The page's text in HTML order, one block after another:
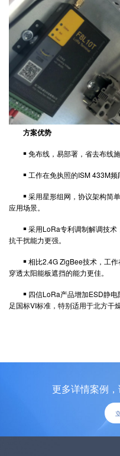
方案优势
￭ 免布线，易部署，省去布线施
￭ 工作在免执照的ISM 433M频
￭ 采用星形组网，协议架构简单
应用场景。
￭ 采用LoRa专利调制解调技术
抗干扰能力更强。
￭ 相比2.4G ZigBee技术，工作
穿透太阳能板遮挡的能力更佳。
￭ 四信LoRa产品增加ESD静电
足国标VI标准，特别适用于北方干
更多详情案例